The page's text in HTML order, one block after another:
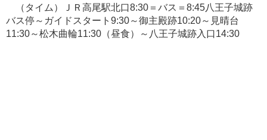
（タイム）ＪＲ高尾駅北口8:30＝バス＝8:45八王子城跡
バス停～ガイドスタート9:30～御主殿跡10:20～見晴台
11:30～松木曲輪11:30（昼食）～八王子城跡入口14:30